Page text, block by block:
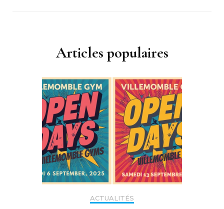
Articles populaires
ACTUALITÉS